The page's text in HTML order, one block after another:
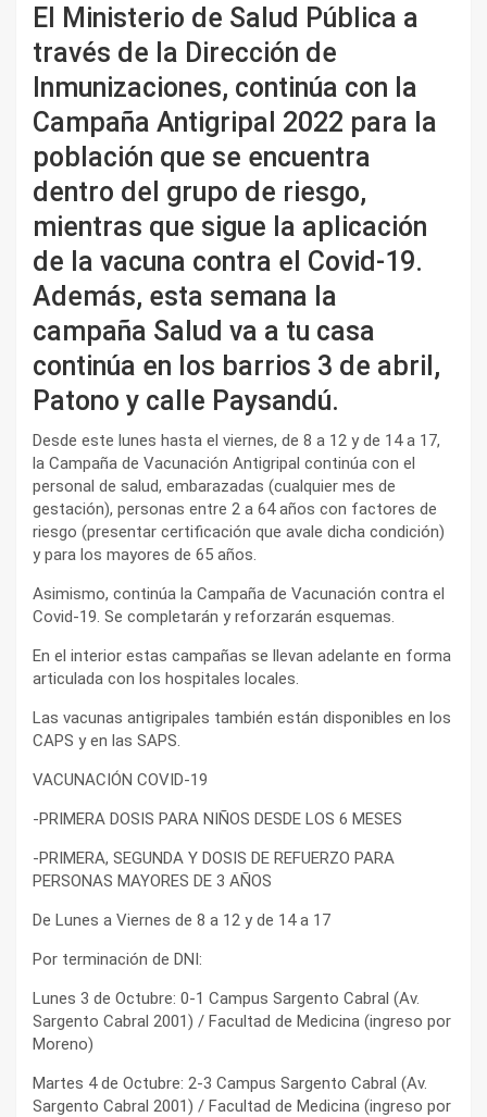
El Ministerio de Salud Pública a
través de la Dirección de
Inmunizaciones, continúa con la
Campaña Antigripal 2022 para la
población que se encuentra
dentro del grupo de riesgo,
mientras que sigue la aplicación
de la vacuna contra el Covid-19.
Además, esta semana la
campaña Salud va a tu casa
continúa en los barrios 3 de abril,
Patono y calle Paysandú.
Desde este lunes hasta el viernes, de 8 a 12 y de 14 a 17,
la Campaña de Vacunación Antigripal continúa con el
personal de salud, embarazadas (cualquier mes de
gestación), personas entre 2 a 64 años con factores de
riesgo (presentar certificación que avale dicha condición)
y para los mayores de 65 años.
Asimismo, continúa la Campaña de Vacunación contra el
Covid-19. Se completarán y reforzarán esquemas.
En el interior estas campañas se llevan adelante en forma
articulada con los hospitales locales.
Las vacunas antigripales también están disponibles en los
CAPS y en las SAPS.
VACUNACIÓN COVID-19
-PRIMERA DOSIS PARA NIÑOS DESDE LOS 6 MESES
-PRIMERA, SEGUNDA Y DOSIS DE REFUERZO PARA
PERSONAS MAYORES DE 3 AÑOS
De Lunes a Viernes de 8 a 12 y de 14 a 17
Por terminación de DNI:
Lunes 3 de Octubre: 0-1 Campus Sargento Cabral (Av.
Sargento Cabral 2001) / Facultad de Medicina (ingreso por
Moreno)
Martes 4 de Octubre: 2-3 Campus Sargento Cabral (Av.
Sargento Cabral 2001) / Facultad de Medicina (ingreso por